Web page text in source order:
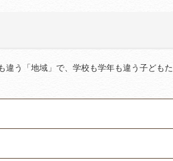
違う「地域」で、学校も学年も違う子どもた